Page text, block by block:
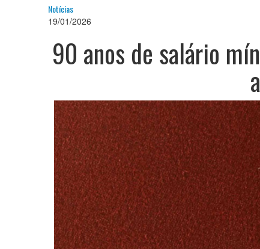
Notícias
19/01/2026
90 anos de salário